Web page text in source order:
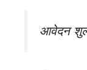
आवेदन